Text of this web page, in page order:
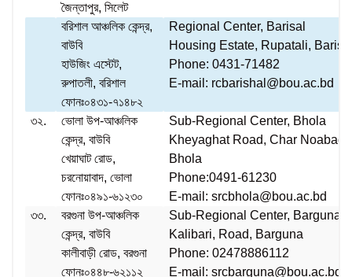
জৈন্তাপুর, সিলেট
বরিশাল আঞ্চলিক কেন্দ্র,
বাউবি
হাউজিং এস্টেট,
রুপাতলী, বরিশাল
ফোনঃ০৪৩১-৭১৪৮২
Regional Center, Barisal
Housing Estate, Rupatali,
Phone: 0431-71482
E-mail: rcbarishal@bou.ac.bd
৩২.
ভোলা উপ-আঞ্চলিক
কেন্দ্র, বাউবি
খেয়াঘাট রোড,
চরনোয়াবাদ, ভোলা
ফোনঃ০৪৯১-৬১২৩০
Sub-Regional Center, Bhola
Kheyaghat Road, Char Noabad,
Bhola
Phone:0491-61230
E-mail: srcbhola@bou.ac.bd
৩৩.
বরগুনা উপ-আঞ্চলিক
কেন্দ্র, বাউবি
কালীবাড়ী রোড, বরগুনা
ফোনঃ০৪৪৮-৬২১১২
Sub-Regional Center, Barguna
Kalibari, Road, Barguna
Phone: 02478886112
E-mail: srcbarguna@bou.ac.bd